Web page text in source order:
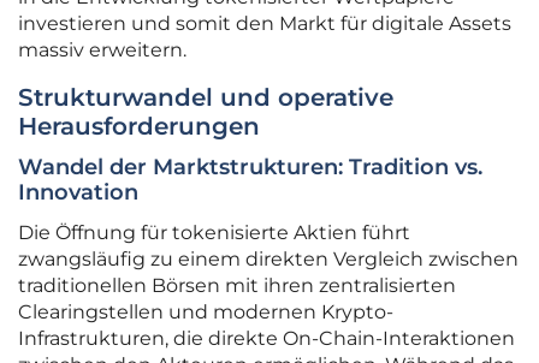
investieren und somit den Markt für digitale Assets
massiv erweitern.
Strukturwandel und operative
Herausforderungen
Wandel der Marktstrukturen: Tradition vs.
Innovation
Die Öffnung für tokenisierte Aktien führt
zwangsläufig zu einem direkten Vergleich zwischen
traditionellen Börsen mit ihren zentralisierten
Clearingstellen und modernen Krypto-
Infrastrukturen, die direkte On-Chain-Interaktionen